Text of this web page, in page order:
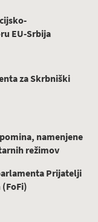
EU-Srbija
za Skrbniški
namenjene
režimov
Prijatelji